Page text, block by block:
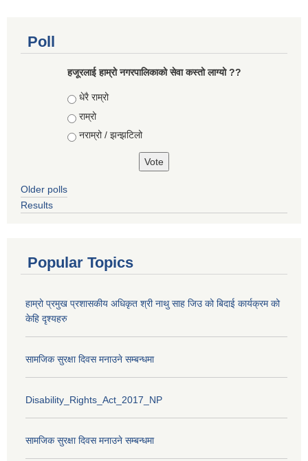
Poll
हजूरलाई हाम्रो नगरपालिकाको सेवा कस्तो लाग्यो ??
Choices
धेरै राम्रो
राम्रो
नराम्रो / झन्झटिलो
Older polls
Results
Popular Topics
हाम्रो प्रमुख प्रशासकीय अधिकृत श्री नाथु साह जिउ को बिदाई कार्यक्रम को
केहि दृश्यहरु
सामजिक सुरक्षा दिवस मनाउने सम्बन्धमा
Disability_Rights_Act_2017_NP
सामजिक सुरक्षा दिवस मनाउने सम्बन्धमा